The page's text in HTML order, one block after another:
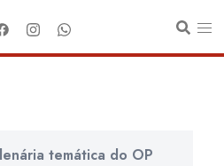
temática do OP